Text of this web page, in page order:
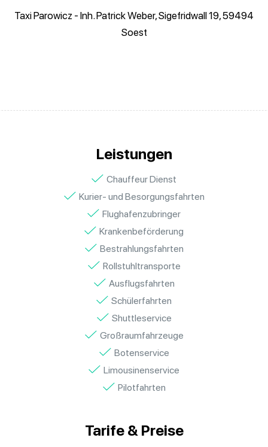
Taxi Parowicz - Inh. Patrick Weber, Sigefridwall 19, 59494
Soest
Leistungen
Chauffeur Dienst
Kurier- und Besorgungsfahrten
Flughafenzubringer
Krankenbeförderung
Bestrahlungsfahrten
Rollstuhltransporte
Ausflugsfahrten
Schülerfahrten
Shuttleservice
Großraumfahrzeuge
Botenservice
Limousinenservice
Pilotfahrten
Tarife & Preise